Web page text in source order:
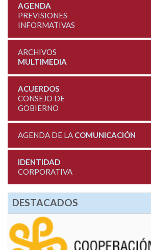
AGENDA
PREVISIONES
INFORMATIVAS
ARCHIVOS
MULTIMEDIA
ACUERDOS
CONSEJO DE
GOBIERNO
AGENDA DE LA COMUNICACIÓN
IDENTIDAD
CORPORATIVA
DESTACADOS